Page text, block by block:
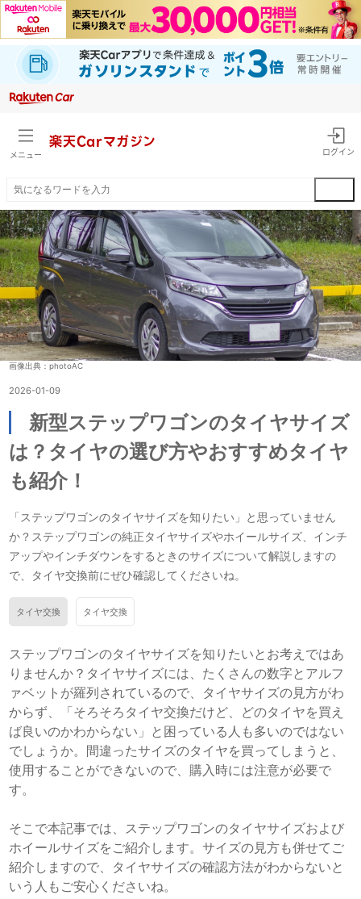
メニュー
楽天Carマガジン
ログイン
画像出典：photoAC
2026-01-09
新型ステップワゴンのタイヤサイズ
は？タイヤの選び方やおすすめタイヤ
も紹介！
「ステップワゴンのタイヤサイズを知りたい」と思っていません
か？ステップワゴンの純正タイヤサイズやホイールサイズ、インチ
アップやインチダウンをするときのサイズについて解説しますの
で、タイヤ交換前にぜひ確認してくださいね。
タイヤ交換 タイヤ交換
ステップワゴンのタイヤサイズを知りたいとお考えではあ
りませんか？タイヤサイズには、たくさんの数字とアルフ
ァベットが羅列されているので、タイヤサイズの見方がわ
からず、「そろそろタイヤ交換だけど、どのタイヤを買え
ば良いのかわからない」と困っている人も多いのではない
でしょうか。間違ったサイズのタイヤを買ってしまうと、
使用することができないので、購入時には注意が必要で
す。
そこで本記事では、ステップワゴンのタイヤサイズおよび
ホイールサイズをご紹介します。サイズの見方も併せてご
紹介しますので、タイヤサイズの確認方法がわからないと
いう人もご安心くださいね。